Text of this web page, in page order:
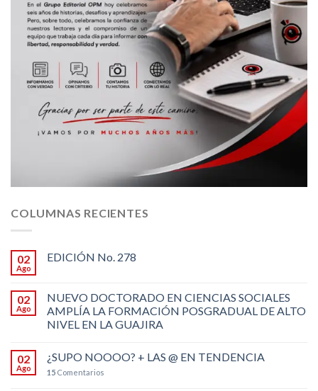
COLUMNAS RECIENTES
02
Ago
EDICIÓN No. 278
02
Ago
NUEVO DOCTORADO EN CIENCIAS SOCIALES
AMPLÍA LA FORMACIÓN POSGRADUAL DE ALTO
NIVEL EN LA GUAJIRA
02
Ago
¿SUPO NOOOO? + LAS @ EN TENDENCIA
15 Comentarios